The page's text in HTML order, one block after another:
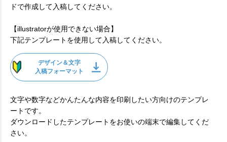
ドで作成して入稿してください。
【illustratorが使用できない場合】
下記テンプレートを使用して入稿してください。
デザイン＆文字
入稿フォーマット
文字や数字などかんたんな内容を印刷したい方向けのテンプレ
ートです。
ダウンロードしたテンプレートをお使いの端末で編集してくだ
さい。